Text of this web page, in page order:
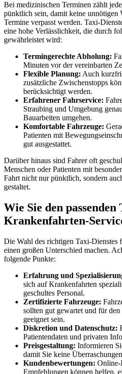
Bei medizinischen Terminen zählt
pünktlich sein, damit keine unnötigen
Termine verpasst werden. Taxi-
eine hohe Verlässlichkeit, die durch
gewährleistet wird:
Termingerechte Abholung:
Minuten vor der vereinbarten
Flexible Planung: Auch
zusätzliche Zwischenstopps
berücksichtigt werden.
Erfahrener Fahrservice:
Straubing und Umgebung
Bauarbeiten umgehen.
Komfortable Fahrzeuge:
Patienten mit
gut ausgestattet.
Darüber hinaus sind Fahrer oft
Menschen oder Patienten mit
Fahrt nicht nur pünktlich, sondern
gestaltet.
Wie Sie den passenden
Krankenfahrten-
Die Wahl des richtigen Taxi-Dienstes
einen großen Unterschied machen.
folgende Punkte:
Erfahrung und
sich auf Krankenfahrten
geschultes Personal.
Zertifizierte Fahrzeuge:
sollten gut gewartet und für
geeignet sein.
Diskretion und Datenschutz:
Patientendaten und privaten
Preisgestaltung: Informieren
damit Sie keine
Kundenbewertungen: Online-
Empfehlungen können helfen,